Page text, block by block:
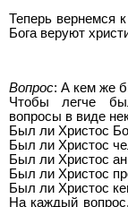
Теперь вернемся
Бога веруют
Вопрос: А кем же
Чтобы легче
вопросы в виде
Был ли Христос
Был ли Христос
Был ли Христос
Был ли Христос
Был ли Христос
На каждый